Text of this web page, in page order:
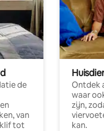
de
van
klif tot
Ontdek
waar
zijn,
kan.